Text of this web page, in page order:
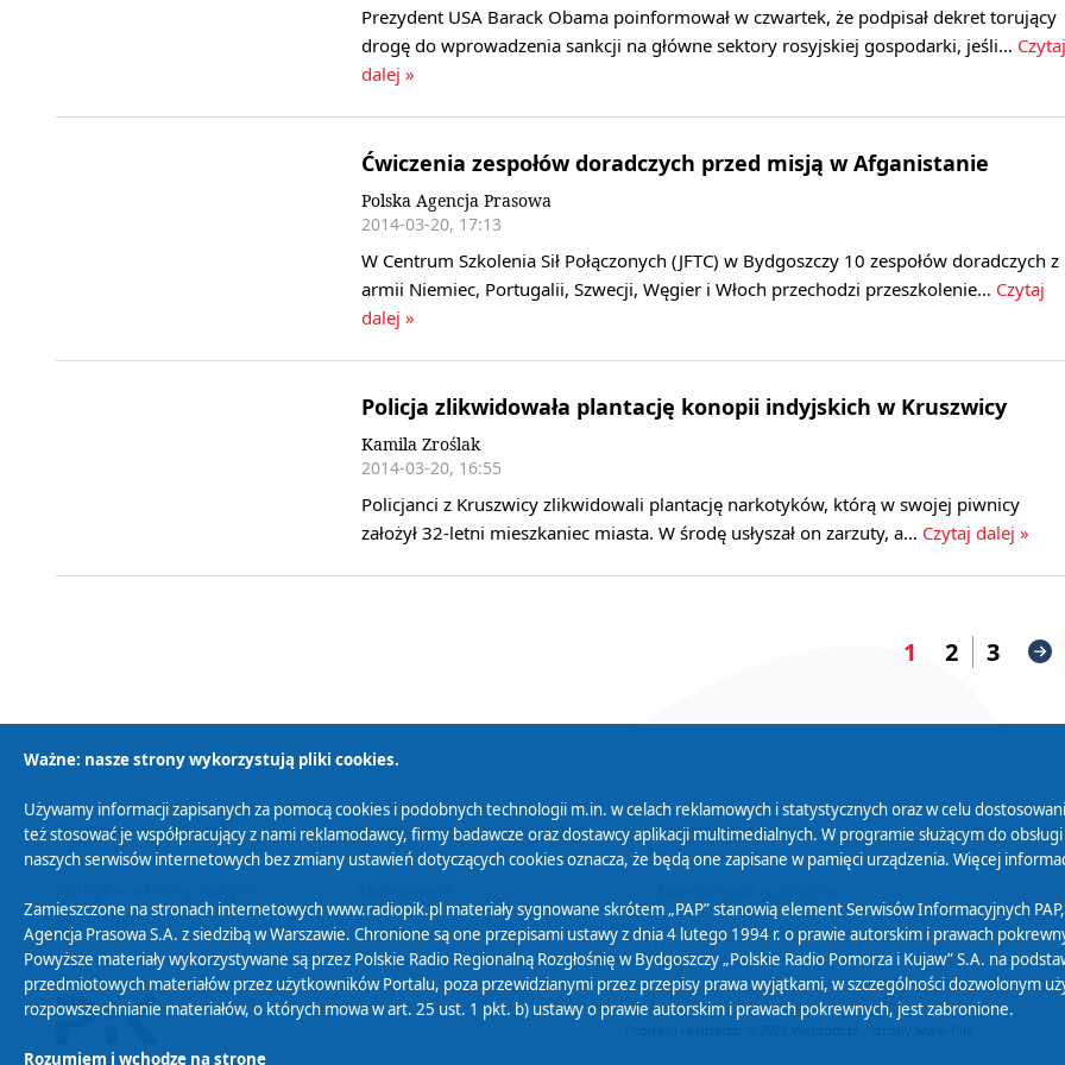
Prezydent USA Barack Obama poinformował w czwartek, że podpisał dekret torujący
drogę do wprowadzenia sankcji na główne sektory rosyjskiej gospodarki, jeśli… Czytaj
dalej »
Ćwiczenia zespołów doradczych przed misją w Afganistanie
Polska Agencja Prasowa
2014-03-20, 17:13
W Centrum Szkolenia Sił Połączonych (JFTC) w Bydgoszczy 10 zespołów doradczych z
armii Niemiec, Portugalii, Szwecji, Węgier i Włoch przechodzi przeszkolenie… Czytaj
dalej »
Policja zlikwidowała plantację konopii indyjskich w Kruszwicy
Kamila Zroślak
2014-03-20, 16:55
Policjanci z Kruszwicy zlikwidowali plantację narkotyków, którą w swojej piwnicy
założył 32-letni mieszkaniec miasta. W środę usłyszał on zarzuty, a… Czytaj dalej »
1 2 3
Polityka Prywatności Zasady korzystania z Serwisu
Organizacje Pożytku
Publicznego
Cyfryzacja
osobowych
Ważne: nasze strony wykorzystują pliki cookies.
Używamy informacji zapisanych za pomocą cookies i podobnych technologii m.in. w celach reklamowych i statystycznych oraz w celu
też stosować je współpracujący z nami reklamodawcy, firmy badawcze oraz dostawcy aplikacji multimedialnych. W programie służącym do
naszych serwisów internetowych bez zmiany ustawień dotyczących cookies oznacza, że będą one zapisane w pamięci urządzenia. Więcej
Zamieszczone na stronach internetowych www.radiopik.pl materiały sygnowane skrótem „PAP” stanowią element Serwisów Informacyjnych
Agencja Prasowa S.A. z siedzibą w Warszawie. Chronione są one przepisami ustawy z dnia 4 lutego 1994 r. o prawie autorskim i prawach
Powyższe materiały wykorzystywane są przez Polskie Radio Regionalną Rozgłośnię w Bydgoszczy „Polskie Radio Pomorza i Kujaw” S.A. na
przedmiotowych materiałów przez użytkowników Portalu, poza przewidzianymi przez przepisy prawa wyjątkami, w szczególności dozwolonym
rozpowszechnianie materiałów, o których mowa w art. 25 ust. 1 pkt. b) ustawy o prawie autorskim i prawach pokrewnych, jest zabronione.
Rozumiem i wchodzę na stronę